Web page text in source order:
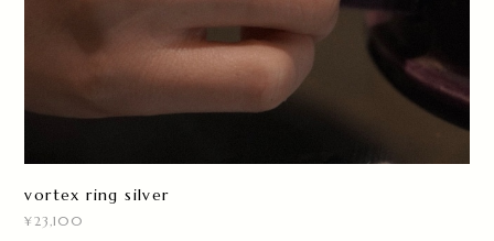
vortex ring silver
¥23,100